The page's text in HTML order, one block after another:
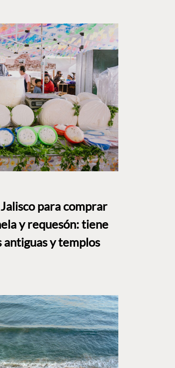
para comprar
y requesón: tiene
antiguas y templos